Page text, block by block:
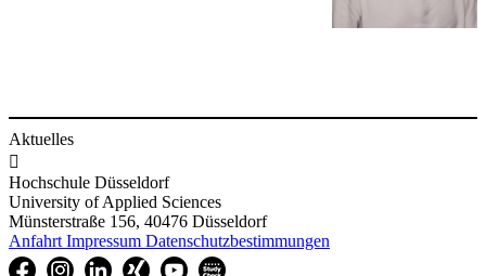
Aktuelles

Hochschule Düsseldorf
University of Applied Sciences
Münsterstraße 156, 40476 Düsseldorf
Anfahrt Impressum Datenschutzbestimmungen